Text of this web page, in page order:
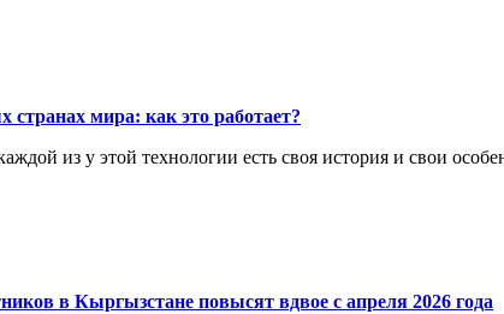
мира: как это работает?
из у этой технологии есть своя история и свои
в Кыргызстане повысят вдвое с апреля 2026 года